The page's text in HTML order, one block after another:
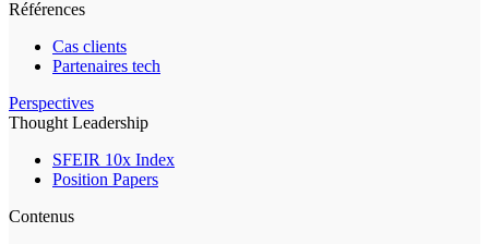
Références
Cas clients
Partenaires tech
Perspectives
Thought Leadership
SFEIR 10x Index
Position Papers
Contenus